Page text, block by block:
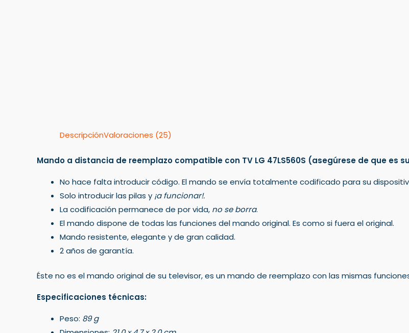
DescripciónValoraciones (25)
Mando a distancia de reemplazo compatible con TV LG 47LS560S (asegúrese de que es
No hace falta introducir código. El mando se envía totalmente codificado para su
Solo introducir las pilas y ¡a funcionar!.
La codificación permanece de por vida, no se borra.
El mando dispone de todas las funciones del mando original. Es como si fuera el original.
Mando resistente, elegante y de gran calidad.
2 años de garantía.
Éste no es el mando original de su televisor, es un mando de reemplazo con las mismas
Especificaciones técnicas:
Peso: 89 g